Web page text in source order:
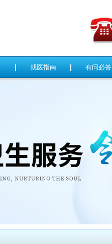
就医指南 有问必答